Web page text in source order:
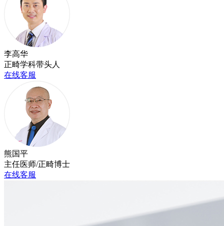
李高华
正畸学科带头人
在线客服
熊国平
主任医师/正畸博士
在线客服